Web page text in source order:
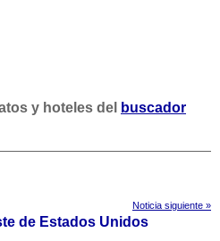
y hoteles del
buscador
Noticia siguiente »
de Estados Unidos